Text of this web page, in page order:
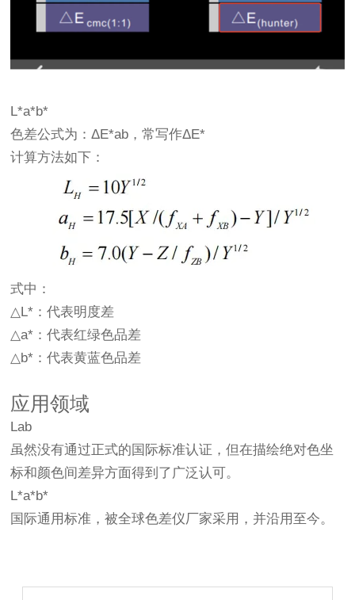
L*a*b*
色差公式为：ΔE*ab，常写作ΔE*
计算方法如下：
式中：
△L*：代表明度差
△a*：代表红绿色品差
△b*：代表黄蓝色品差
应用领域
‌Lab‌
虽然没有通过正式的国际标准认证，但在描绘绝对色坐
标和颜色间差异方面得到了广泛认可。
L*a*b*
国际通用标准，被全球色差仪厂家采用，并沿用至今。